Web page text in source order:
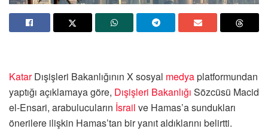
KatarDışişleri Bakanlığının X sosyal medyaplatformundan
yaptığı açıklamaya göre, Dışişleri Bakanlığı Sözcüsü Macid
el-Ensari, arabulucuların İsrail ve Hamas’a sundukları
önerilere ilişkin Hamas’tan bir yanıt aldıklarını belirtti.